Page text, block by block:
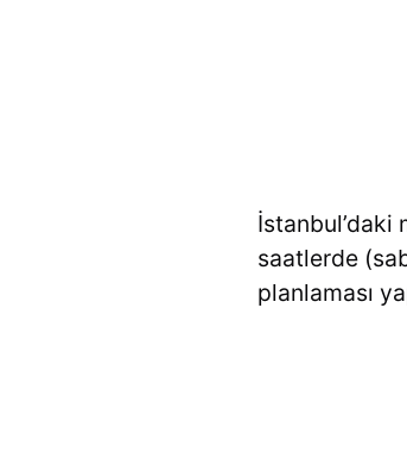
İstanbul’daki
saatlerde
planlaması